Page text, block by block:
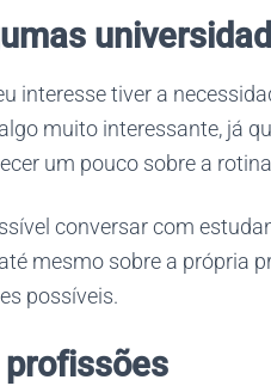
interesse tiver a
muito interessante, já
um pouco sobre a
conversar com
mesmo sobre a própria
possíveis.
profissões